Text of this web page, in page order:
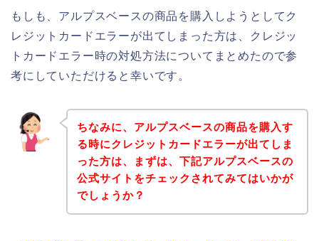
もしも、アルプスベースの商品を購入しようとしてク
レジットカードエラーが出てしまった方は、クレジッ
トカードエラー時の対処方法についてまとめたので参
考にしていただけると幸いです。
ちなみに、アルプスベースの商品を購入す
る時にクレジットカードエラーが出てしま
った方は、まずは、下記アルプスベースの
公式サイトをチェックされてみてはいかが
でしょうか？